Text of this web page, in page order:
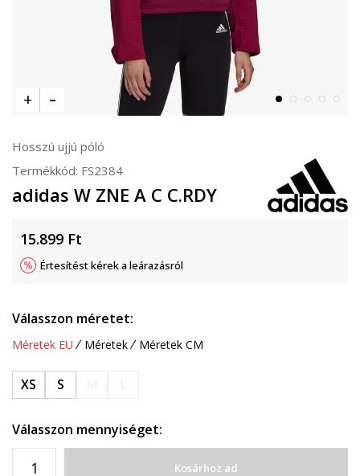
Hosszú ujjú póló
Termékkód: FS2384
adidas W ZNE A C C.RDY
15.899 Ft
Értesítést kérek a leárazásról
Válasszon méretet:
Méretek EU Méretek Méretek CM
XS S
Válasszon mennyiséget:
Kosárhoz ad